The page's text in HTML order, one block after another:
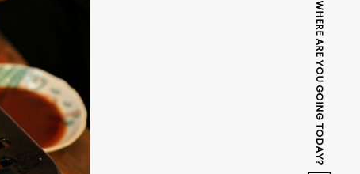
WHERE ARE YOU GOING TODAY?